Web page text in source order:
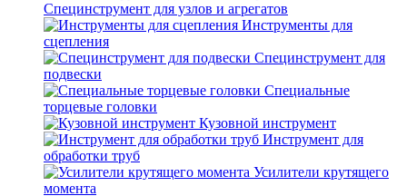
Специнструмент для узлов и агрегатов
Инструменты для
сцепления
Специнструмент для
подвески
Специальные
торцевые головки
Кузовной инструмент
Инструмент для
обработки труб
Усилители крутящего
момента